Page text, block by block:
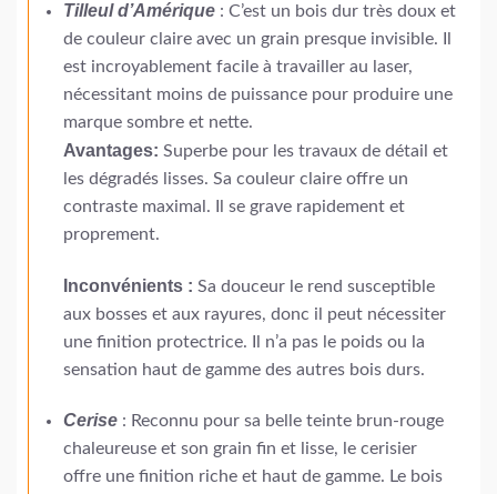
Tilleul d’Amérique: C’est un bois dur très doux et
de couleur claire avec un grain presque invisible. Il
est incroyablement facile à travailler au laser,
nécessitant moins de puissance pour produire une
marque sombre et nette.
Avantages: Superbe pour les travaux de détail et
les dégradés lisses. Sa couleur claire offre un
contraste maximal. Il se grave rapidement et
proprement.
Inconvénients : Sa douceur le rend susceptible
aux bosses et aux rayures, donc il peut nécessiter
une finition protectrice. Il n’a pas le poids ou la
sensation haut de gamme des autres bois durs.
Cerise: Reconnu pour sa belle teinte brun-rouge
chaleureuse et son grain fin et lisse, le cerisier
offre une finition riche et haut de gamme. Le bois